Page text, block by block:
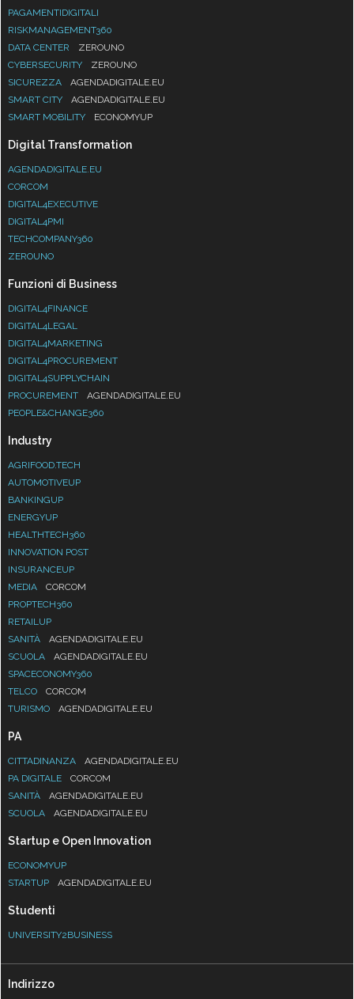
PAGAMENTIDIGITALI
RISKMANAGEMENT360
DATA CENTER
ZEROUNO
CYBERSECURITY
ZEROUNO
SICUREZZA
AGENDADIGITALE.EU
SMART CITY
AGENDADIGITALE.EU
SMART MOBILITY
ECONOMYUP
Digital Transformation
AGENDADIGITALE.EU
CORCOM
DIGITAL4EXECUTIVE
DIGITAL4PMI
TECHCOMPANY360
ZEROUNO
Funzioni di Business
DIGITAL4FINANCE
DIGITAL4LEGAL
DIGITAL4MARKETING
DIGITAL4PROCUREMENT
DIGITAL4SUPPLYCHAIN
PROCUREMENT
AGENDADIGITALE.EU
PEOPLE&CHANGE360
Industry
AGRIFOOD.TECH
AUTOMOTIVEUP
BANKINGUP
ENERGYUP
HEALTHTECH360
INNOVATION POST
INSURANCEUP
MEDIA
CORCOM
PROPTECH360
RETAILUP
SANITÀ
AGENDADIGITALE.EU
SCUOLA
AGENDADIGITALE.EU
SPACECONOMY360
TELCO
CORCOM
TURISMO
AGENDADIGITALE.EU
PA
CITTADINANZA
AGENDADIGITALE.EU
PA DIGITALE
CORCOM
SANITÀ
AGENDADIGITALE.EU
SCUOLA
AGENDADIGITALE.EU
Startup e Open Innovation
ECONOMYUP
STARTUP
AGENDADIGITALE.EU
Studenti
UNIVERSITY2BUSINESS
Indirizzo